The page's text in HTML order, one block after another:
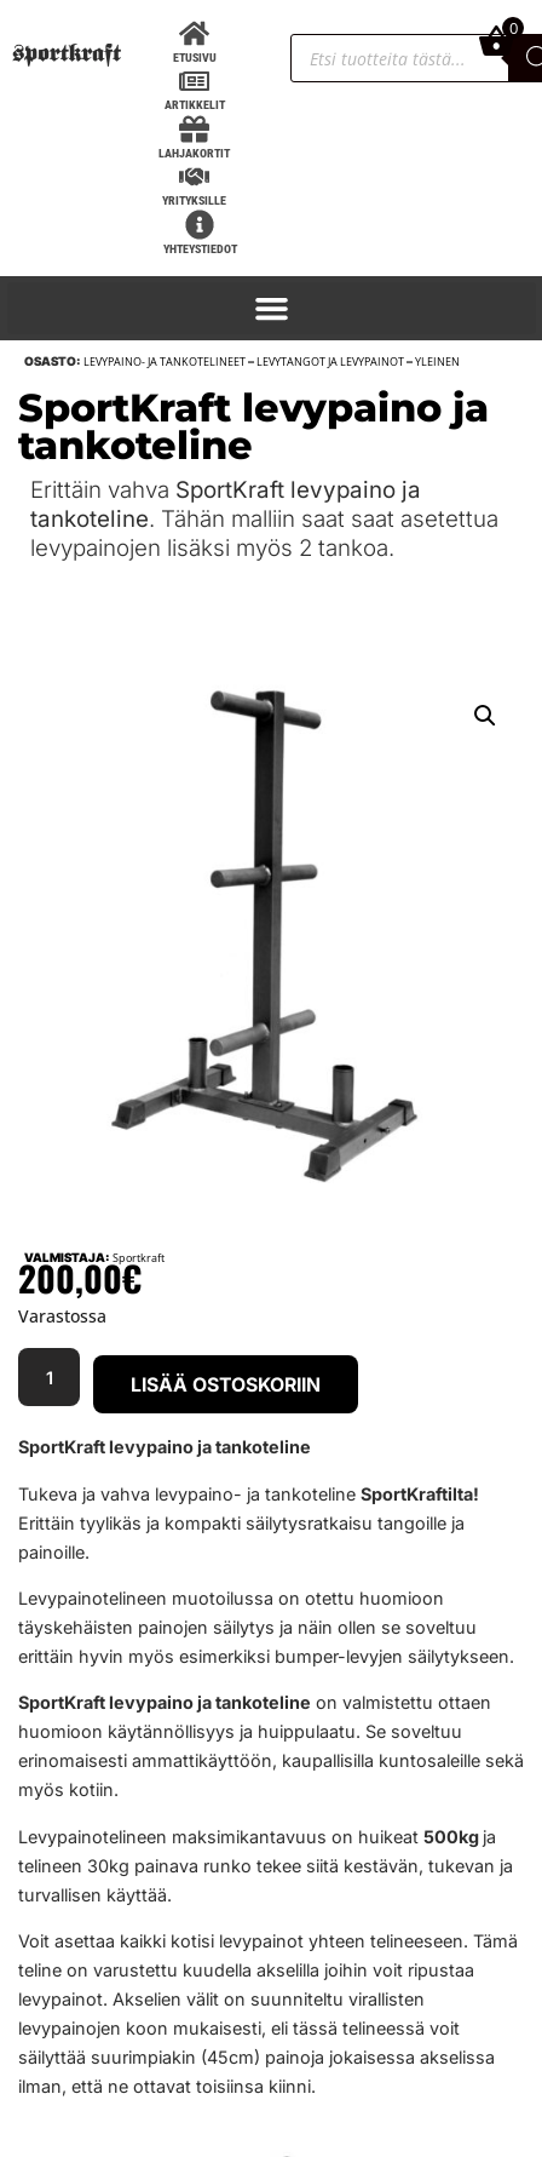
Sling Shot STrong kyynärtuet - S,
Valkoinen
40,90
ETUSIVU
ARTIKKELIT
LAHJAKORTIT
YRITYKSILLE
YHTEYSTIEDOT
0,00€
0
OSASTO: LEVYPAINO- JA TANKOTELINEET–LEVYTANGOT JA LEVYPAINOT–YLEINEN
SportKraft levypaino ja
tankoteline
Erittäin vahva SportKraft levypaino ja
tankoteline. Tähän malliin saat saat asetettua
levypainojen lisäksi myös 2 tankoa.
VALMISTAJA: Sportkraft
200,00€
Varastossa
LISÄÄ OSTOSKORIIN
SportKraft levypaino ja tankoteline
Tukeva ja vahva levypaino- ja tankoteline SportKraftilta!
Erittäin tyylikäs ja kompakti säilytysratkaisu tangoille ja
painoille.
Levypainotelineen muotoilussa on otettu huomioon
täyskehäisten painojen säilytys ja näin ollen se soveltuu
erittäin hyvin myös esimerkiksi bumper-levyjen säilytykseen.
SportKraft levypaino ja tankoteline on valmistettu ottaen
huomioon käytännöllisyys ja huippulaatu. Se soveltuu
erinomaisesti ammattikäyttöön, kaupallisilla kuntosaleille sekä
myös kotiin.
Levypainotelineen maksimikantavuus on huikeat 500kg ja
telineen 30kg painava runko tekee siitä kestävän, tukevan ja
turvallisen käyttää.
Voit asettaa kaikki kotisi levypainot yhteen telineeseen. Tämä
teline on varustettu kuudella akselilla joihin voit ripustaa
levypainot. Akselien välit on suunniteltu virallisten
levypainojen koon mukaisesti, eli tässä telineessä voit
säilyttää suurimpiakin (45cm) painoja jokaisessa akselissa
ilman, että ne ottavat toisiinsa kiinni.